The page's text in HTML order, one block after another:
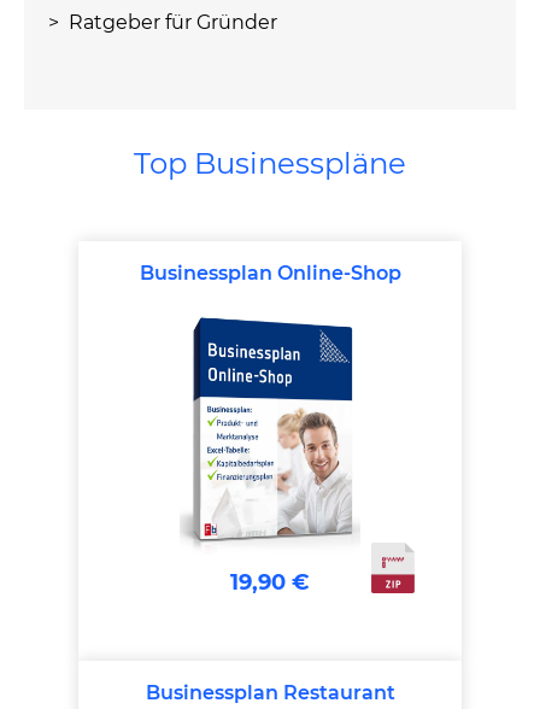
> Ratgeber für Gründer
Top Businesspläne
Businessplan Online-Shop
19,90 €
Businessplan Restaurant